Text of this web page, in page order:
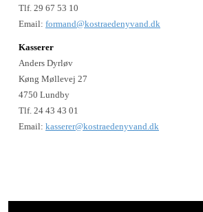
Tlf. 29 67 53 10
Email: formand@kostraedenyvand.dk
Kasserer
Anders Dyrløv
Køng Møllevej 27
4750 Lundby
Tlf. 24 43 43 01
Email: kasserer@kostraedenyvand.dk